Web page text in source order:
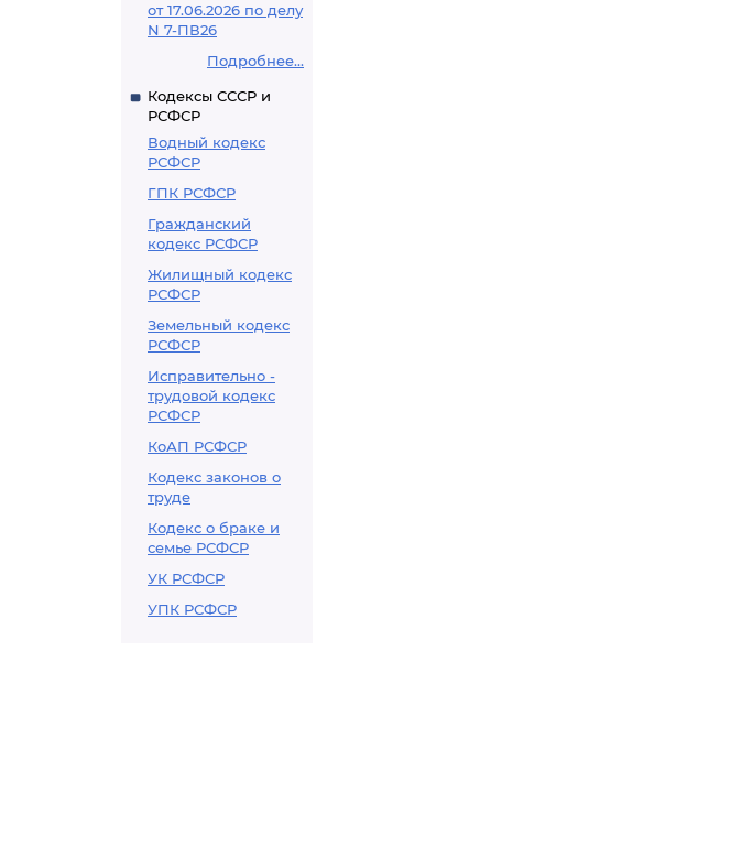
от 17.06.2026 по делу
N 7-ПВ26
Подробнее...
Кодексы СССР и
РСФСР
Водный кодекс
РСФСР
ГПК РСФСР
Гражданский
кодекс РСФСР
Жилищный кодекс
РСФСР
Земельный кодекс
РСФСР
Исправительно -
трудовой кодекс
РСФСР
КоАП РСФСР
Кодекс законов о
труде
Кодекс о браке и
семье РСФСР
УК РСФСР
УПК РСФСР